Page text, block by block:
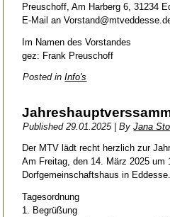
Preuschoff, Am Harberg 6, 31234
E-Mail an
Im Namen des Vorstandes
gez: Frank Preuschoff
Posted in Info's
Published 29.01.2025|By Jana
Der MTV lädt recht herzlich zur
Am Freitag, den 14. März 2025 um
Dorfgemeinschaftshaus in Eddesse.
Tagesordnung
1. Begrüßung